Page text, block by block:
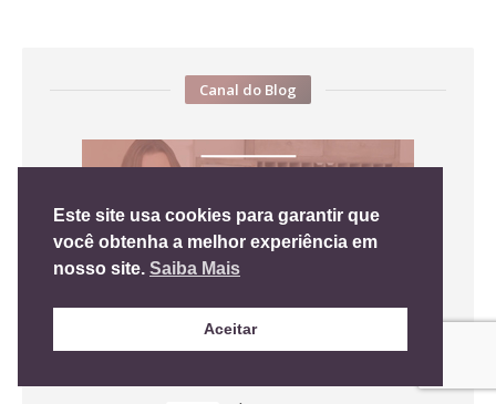
Canal do Blog
Este site usa cookies para garantir que
você obtenha a melhor experiência em
nosso site. Saiba Mais
Aceitar